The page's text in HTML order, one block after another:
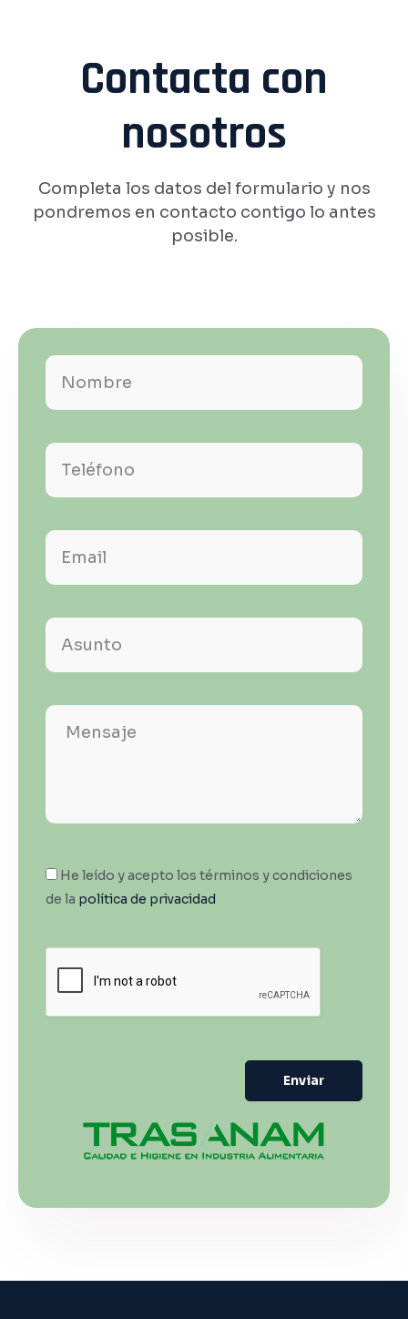
Contacta con
nosotros
Completa los datos del formulario y nos
pondremos en contacto contigo lo antes
posible.
He leído y acepto los términos y condiciones
de la política de privacidad